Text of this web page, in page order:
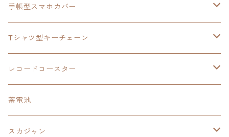
モバイルバッテリー
手帳型スマホカバー
閃の軌跡Ⅳ
手帳型スマホカバー
モバイルバッテリー
軌跡シリーズ
トランプ
カーマグネット
閃の軌跡Ⅱ
トランプ
イースⅨ
手帳型スマホカバー
零の軌跡：改
日本ファルコム
閃の軌跡Ⅲ
軌跡シリーズ
ウルトラマン
鷹の爪
イースⅧ
東亰ザナドゥ
阪神タイガース
手帳型スマホカバー
鷹の爪団
イースⅧ
閃の軌跡Ⅲ
閃の軌跡Ⅳ
Tシャツ型キーチェーン
日本ファルコム
閃の軌跡Ⅲ
レコードコースター
日本ファルコム
閃の軌跡
蓄電池
スカジャン